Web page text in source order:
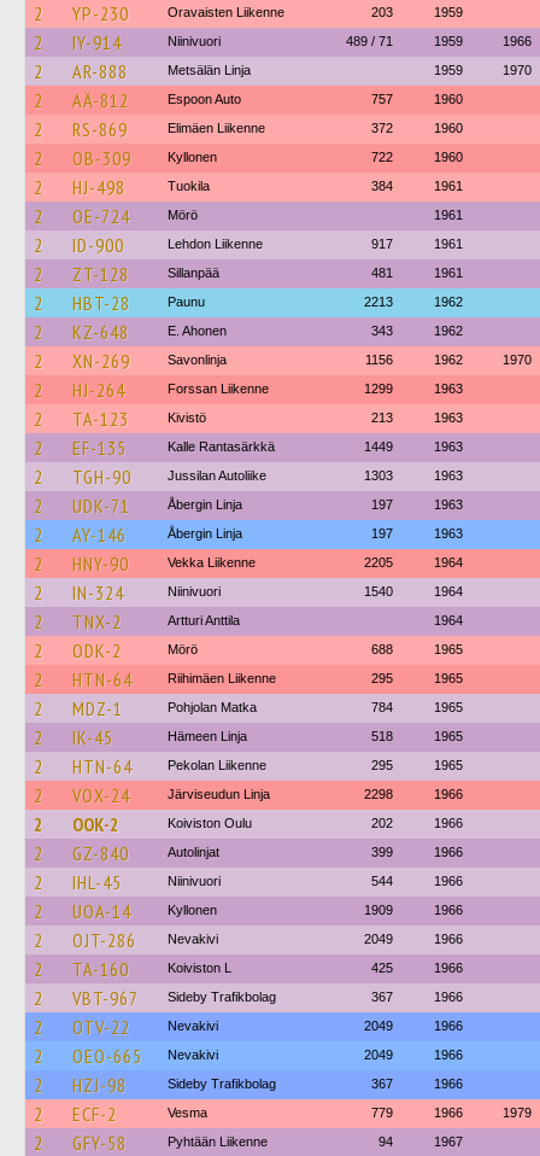
2 YP-230 Oravaisten Liikenne 203 1959
2 IY-914 Niinivuori 489 / 71 1959 1966
2 AR-888 Metsälän Linja 1959 1970
2 AÄ-812 Espoon Auto 757 1960
2 RS-869 Elimäen Liikenne 372 1960
2 OB-309 Kyllonen 722 1960
2 HJ-498 Tuokila 384 1961
2 OE-724 Mörö 1961
2 ID-900 Lehdon Liikenne 917 1961
2 ZT-128 Sillanpää 481 1961
2 HBT-28 Paunu 2213 1962
2 KZ-648 E. Ahonen 343 1962
2 XN-269 Savonlinja 1156 1962 1970
2 HJ-264 Forssan Liikenne 1299 1963
2 TA-123 Kivistö 213 1963
2 EF-135 Kalle Rantasärkkä 1449 1963
2 TGH-90 Jussilan Autoliike 1303 1963
2 UDK-71 Åbergin Linja 197 1963
2 AY-146 Åbergin Linja 197 1963
2 HNY-90 Vekka Liikenne 2205 1964
2 IN-324 Niinivuori 1540 1964
2 TNX-2 Artturi Anttila 1964
2 ODK-2 Mörö 688 1965
2 HTN-64 Riihimäen Liikenne 295 1965
2 MDZ-1 Pohjolan Matka 784 1965
2 IK-45 Hämeen Linja 518 1965
2 HTN-64 Pekolan Liikenne 295 1965
2 VOX-24 Järviseudun Linja 2298 1966
2 OOK-2 Koiviston Oulu 202 1966
2 GZ-840 Autolinjat 399 1966
2 IHL-45 Niinivuori 544 1966
2 UOA-14 Kyllonen 1909 1966
2 OJT-286 Nevakivi 2049 1966
2 TA-160 Koiviston L 425 1966
2 VBT-967 Sideby Trafikbolag 367 1966
2 OTV-22 Nevakivi 2049 1966
2 OEO-665 Nevakivi 2049 1966
2 HZJ-98 Sideby Trafikbolag 367 1966
2 ECF-2 Vesma 779 1966 1979
2 GFY-58 Pyhtään Liikenne 94 1967